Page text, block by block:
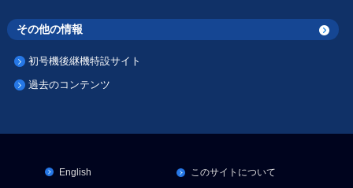
その他の情報
初号機後継機特設サイト
過去のコンテンツ
English このサイトについて